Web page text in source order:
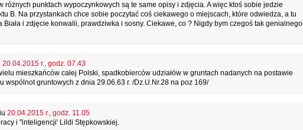
różnych punktach wypoczynkowych są te same opisy i zdjęcia. A więc ktoś sobie jedzie
B. Na przystankach chce sobie poczytać coś ciekawego o miejscach, które odwiedza, a tu
Biała i zdjęcie konwalii, prawdziwka i sosny. Ciekawe, co ? Nigdy bym czegoś tak genialnego
20.04.2015 r., godz. 07.43
mieszkańców całej Polski, spadkobierców udziałów w gruntach nadanych na postawie
wspólnot gruntowych z dnia 29.06.63 r. /Dz.U.Nr.28 na poz 169/
20.04.2015 r., godz. 11.05
i "inteligencji' Lildi Stępkowskiej.